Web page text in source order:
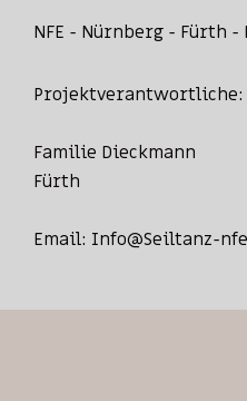
NFE - Nürnberg - Fürth -
Projektverantwortliche:
Familie Dieckmann
Fürth
Email: Info@Seiltanz-